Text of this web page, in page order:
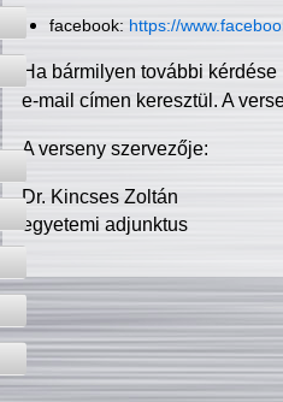
facebook: https://
Ha bármilyen további
e-mail címen keresztül. A
A verseny szervezője:
Dr. Kincses Zoltán
egyetemi adjunktus